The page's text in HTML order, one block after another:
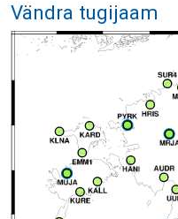
Vändra tugijaam